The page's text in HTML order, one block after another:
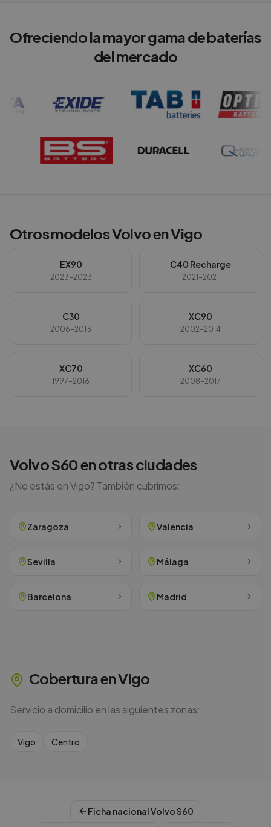
Ofreciendo la mayor gama de baterías
del mercado
Otros modelosVolvoenVigo
EX90
2023-2023
C40 Recharge
2021-2021
C30
2006-2013
XC90
2002-2014
XC70
1997-2016
XC60
2008-2017
VolvoS60en otras ciudades
¿No estás enVigo? También cubrimos:
Zaragoza Valencia
Sevilla Málaga
Barcelona Madrid
Cobertura enVigo
Servicio a domicilio en las siguientes zonas:
Vigo Centro
Ficha nacionalVolvoS60